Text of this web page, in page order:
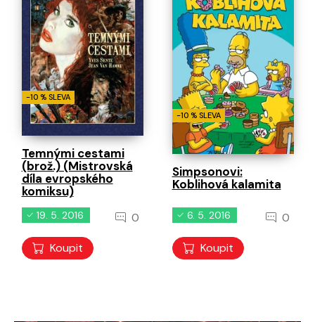
-10 % SLEVA
Temnými cestami
(brož.) (Mistrovská
díla evropského
komiksu)
19. 5. 2016 0
Koupit
-10 % SLEVA
Simpsonovi:
Koblihová kalamita
6. 5. 2016 0
Koupit